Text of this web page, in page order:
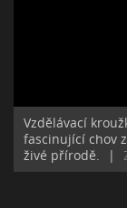
Vzdělávací
fascinující chov
živé přírodě.
|